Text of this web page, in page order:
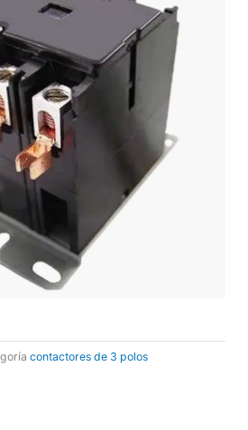
contactores de 3 polos